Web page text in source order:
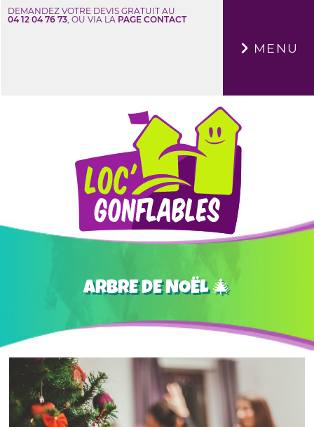
DEMANDEZ VOTRE DEVIS GRATUIT AU
04 12 04 76 73, OU VIA LA PAGE CONTACT
×MENU
ARBRE DE NOËL 🎄